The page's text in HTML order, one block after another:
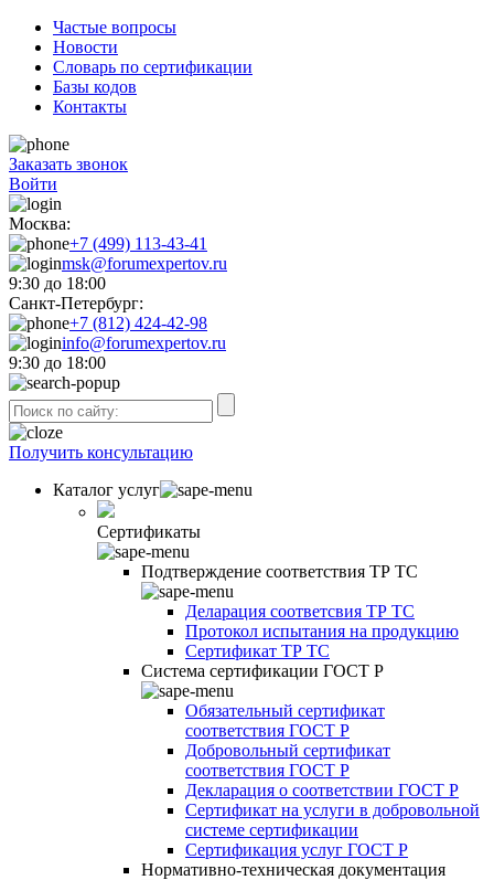
Частые вопросы
Новости
Словарь по сертификации
Базы кодов
Контакты
Заказать звонок
Войти
Москва:
+7 (499) 113-43-41
msk@forumexpertov.ru
9:30 до 18:00
Санкт-Петербург:
+7 (812) 424-42-98
info@forumexpertov.ru
9:30 до 18:00
Получить консультацию
Каталог услуг
Сертификаты
Подтверждение соответствия ТР ТС
Деларация соответсвия ТР ТС
Протокол испытания на продукцию
Сертификат ТР ТС
Система сертификации ГОСТ Р
Обязательный сертификат
соответствия ГОСТ Р
Добровольный сертификат
соответствия ГОСТ Р
Декларация о соответствии ГОСТ Р
Сертификат на услуги в добровольной
системе сертификации
Сертификация услуг ГОСТ Р
Нормативно-техническая документация